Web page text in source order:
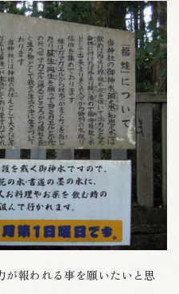
が報われる事を願いたいと思